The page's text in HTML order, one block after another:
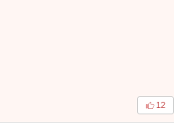
12